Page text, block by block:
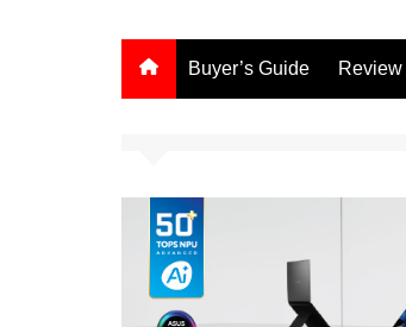
Buyer’s Guide Review